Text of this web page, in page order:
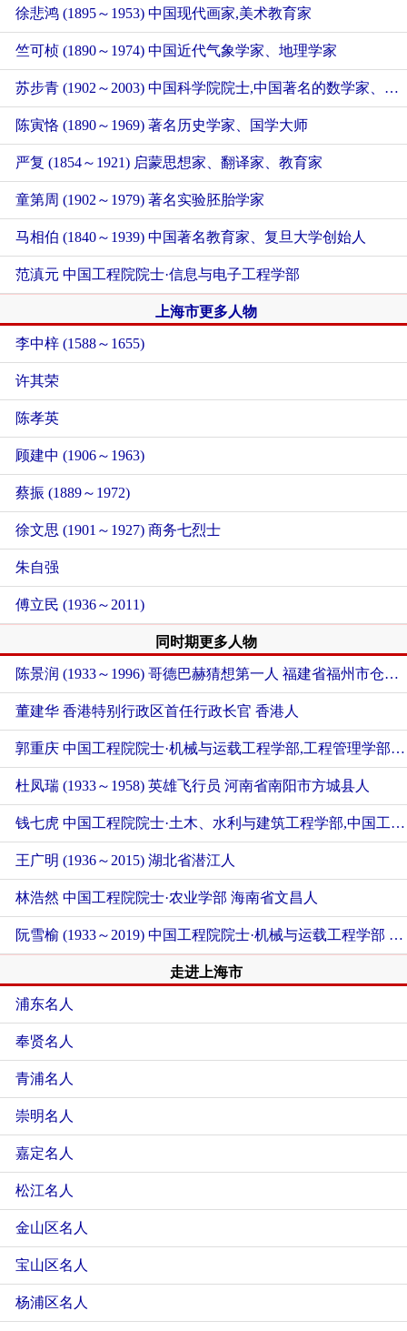
徐悲鸿 (1895～1953) 中国现代画家,美术教育家
竺可桢 (1890～1974) 中国近代气象学家、地理学家
苏步青 (1902～2003) 中国科学院院士,中国著名的数学家、教育家，中国微分几何学派创始人
陈寅恪 (1890～1969) 著名历史学家、国学大师
严复 (1854～1921) 启蒙思想家、翻译家、教育家
童第周 (1902～1979) 著名实验胚胎学家
马相伯 (1840～1939) 中国著名教育家、复旦大学创始人
范滇元 中国工程院院士·信息与电子工程学部
上海市更多人物
李中梓 (1588～1655)
许其荣
陈孝英
顾建中 (1906～1963)
蔡振 (1889～1972)
徐文思 (1901～1927) 商务七烈士
朱自强
傅立民 (1936～2011)
同时期更多人物
陈景润 (1933～1996) 哥德巴赫猜想第一人 福建省福州市仓山区人
董建华 香港特别行政区首任行政长官 香港人
郭重庆 中国工程院院士·机械与运载工程学部,工程管理学部
杜凤瑞 (1933～1958) 英雄飞行员 河南省南阳市方城县人
钱七虎 中国工程院院士·土木、水利与建筑工程学部,中国工程院院士·工程管理学部
王广明 (1936～2015) 湖北省潜江人
林浩然 中国工程院院士·农业学部 海南省文昌人
阮雪榆 (1933～2019) 中国工程院院士·机械与运载工程学部
广
走进上海市
浦东名人
奉贤名人
青浦名人
崇明名人
嘉定名人
松江名人
金山区名人
宝山区名人
杨浦区名人